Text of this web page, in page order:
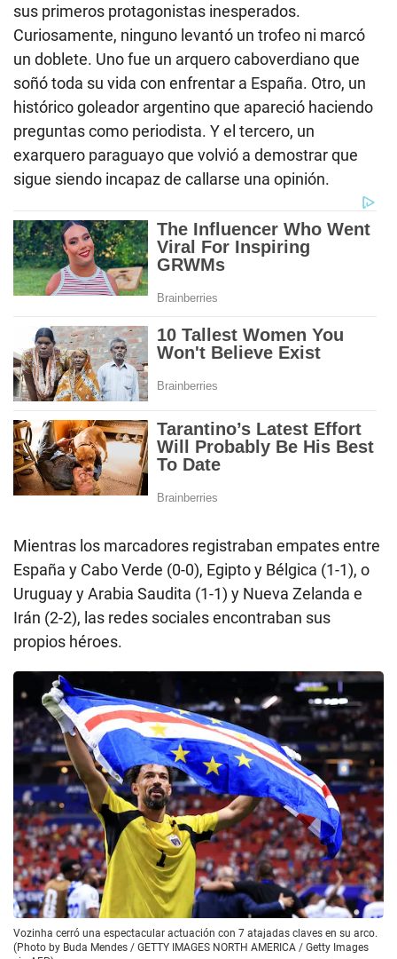
sus primeros protagonistas inesperados.
Curiosamente, ninguno levantó un trofeo ni marcó
un doblete. Uno fue un arquero caboverdiano que
soñó toda su vida con enfrentar a España. Otro, un
histórico goleador argentino que apareció haciendo
preguntas como periodista. Y el tercero, un
exarquero paraguayo que volvió a demostrar que
sigue siendo incapaz de callarse una opinión.
Mientras los marcadores registraban empates entre
España y Cabo Verde (0-0), Egipto y Bélgica (1-1), o
Uruguay y Arabia Saudita (1-1) y Nueva Zelanda e
Irán (2-2), las redes sociales encontraban sus
propios héroes.
Vozinha cerró una espectacular actuación con 7 atajadas claves en su arco.
(Photo by Buda Mendes / GETTY IMAGES NORTH AMERICA / Getty Images